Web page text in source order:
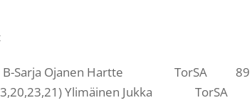
B-Sarja Ojanen Hartte TorSA 89
Ylimäinen Jukka TorSA